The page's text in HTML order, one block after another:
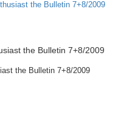
the Bulletin 7+8/2009
the Bulletin 7+8/2009